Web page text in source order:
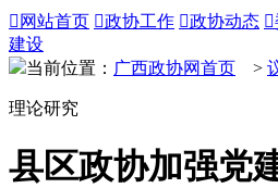
 网站首页 政协工作 政协动态 
建设
当前位置： 广西政协网首页 >
理论研究
县区政协加强党